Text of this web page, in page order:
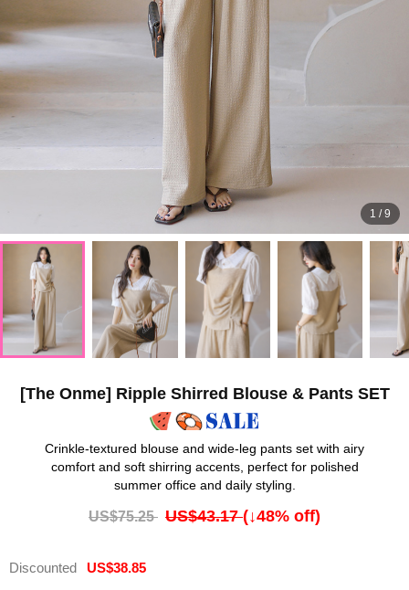
1 /9
[The Onme] Ripple Shirred Blouse & Pants SET
Crinkle-textured blouse and wide-leg pants set with airy
comfort and soft shirring accents, perfect for polished
summer office and daily styling.
US$75.25 US$43.17(↓48% off)
Discounted
US$38.85